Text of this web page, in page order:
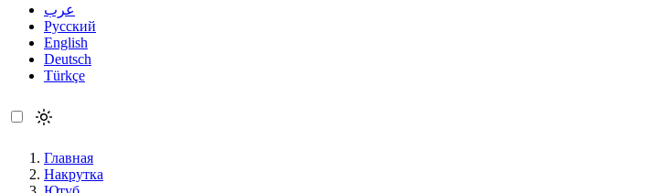
عرب
Русский
English
Deutsch
Türkçe
Главная
Накрутка